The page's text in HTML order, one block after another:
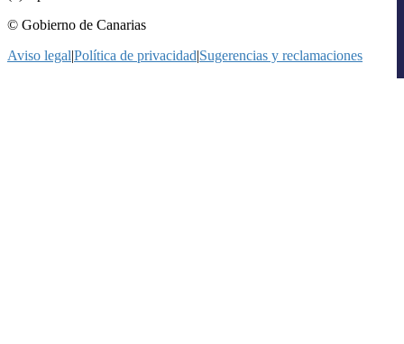
© Gobierno de Canarias
Aviso legal|Política de privacidad|Sugerencias y reclamaciones